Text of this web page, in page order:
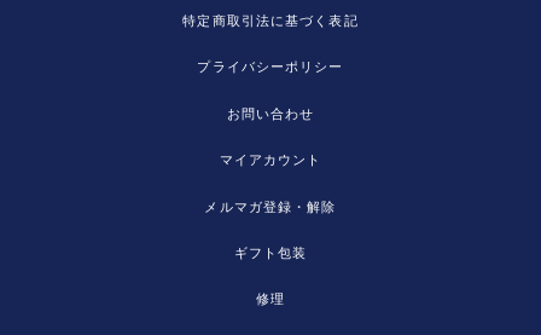
特定商取引法に基づく表記
プライバシーポリシー
お問い合わせ
マイアカウント
メルマガ登録・解除
ギフト包装
修理